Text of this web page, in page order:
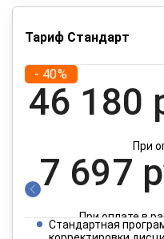
Тариф Стандарт
- 40%
46 180
При
7 697
При оплате в
Стандартная